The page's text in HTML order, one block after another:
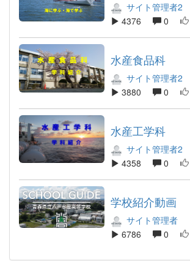
サイト管理者2
4376
0
水産食品科
サイト管理者2
3880
0
水産工学科
サイト管理者2
4358
0
学校紹介動画
サイト管理者
6786
0